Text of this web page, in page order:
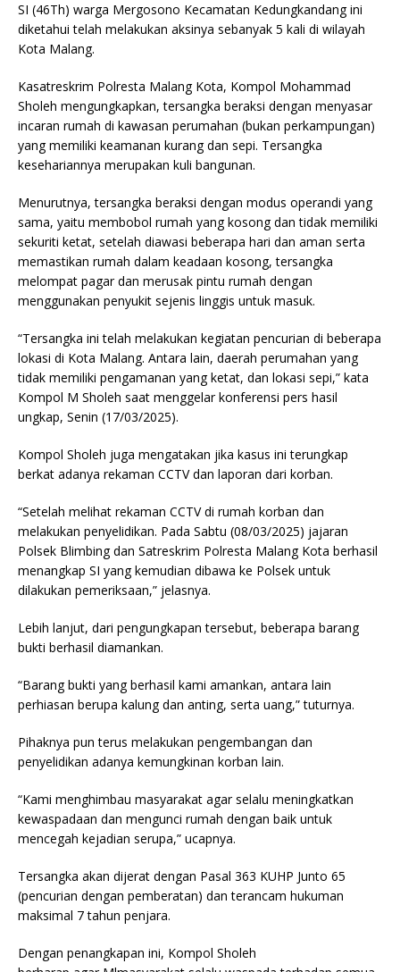
SI (46Th) warga Mergosono Kecamatan Kedungkandang ini
diketahui telah melakukan aksinya sebanyak 5 kali di wilayah
Kota Malang.
Kasatreskrim Polresta Malang Kota, Kompol Mohammad
Sholeh mengungkapkan, tersangka beraksi dengan menyasar
incaran rumah di kawasan perumahan (bukan perkampungan)
yang memiliki keamanan kurang dan sepi. Tersangka
kesehariannya merupakan kuli bangunan.
Menurutnya, tersangka beraksi dengan modus operandi yang
sama, yaitu membobol rumah yang kosong dan tidak memiliki
sekuriti ketat, setelah diawasi beberapa hari dan aman serta
memastikan rumah dalam keadaan kosong, tersangka
melompat pagar dan merusak pintu rumah dengan
menggunakan penyukit sejenis linggis untuk masuk.
“Tersangka ini telah melakukan kegiatan pencurian di beberapa
lokasi di Kota Malang. Antara lain, daerah perumahan yang
tidak memiliki pengamanan yang ketat, dan lokasi sepi,” kata
Kompol M Sholeh saat menggelar konferensi pers hasil
ungkap, Senin (17/03/2025).
Kompol Sholeh juga mengatakan jika kasus ini terungkap
berkat adanya rekaman CCTV dan laporan dari korban.
“Setelah melihat rekaman CCTV di rumah korban dan
melakukan penyelidikan. Pada Sabtu (08/03/2025) jajaran
Polsek Blimbing dan Satreskrim Polresta Malang Kota berhasil
menangkap SI yang kemudian dibawa ke Polsek untuk
dilakukan pemeriksaan,” jelasnya.
Lebih lanjut, dari pengungkapan tersebut, beberapa barang
bukti berhasil diamankan.
“Barang bukti yang berhasil kami amankan, antara lain
perhiasan berupa kalung dan anting, serta uang,” tuturnya.
Pihaknya pun terus melakukan pengembangan dan
penyelidikan adanya kemungkinan korban lain.
“Kami menghimbau masyarakat agar selalu meningkatkan
kewaspadaan dan mengunci rumah dengan baik untuk
mencegah kejadian serupa,” ucapnya.
Tersangka akan dijerat dengan Pasal 363 KUHP Junto 65
(pencurian dengan pemberatan) dan terancam hukuman
maksimal 7 tahun penjara.
Dengan penangkapan ini, Kompol Sholeh